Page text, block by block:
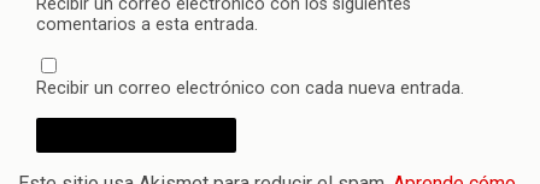
comentarios a esta entrada.
Recibir un correo electrónico con cada nueva entrada.